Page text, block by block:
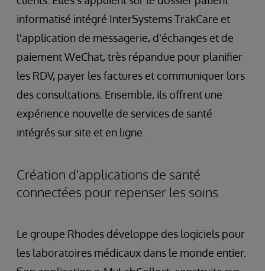
informatisé intégré InterSystems TrakCare et
l'application de messagerie, d'échanges et de
paiement WeChat, très répandue pour planifier
les RDV, payer les factures et communiquer lors
des consultations. Ensemble, ils offrent une
expérience nouvelle de services de santé
intégrés sur site et en ligne.
Création d'applications de santé
connectées pour repenser les soins
Le groupe Rhodes développe des logiciels pour
les laboratoires médicaux dans le monde entier.